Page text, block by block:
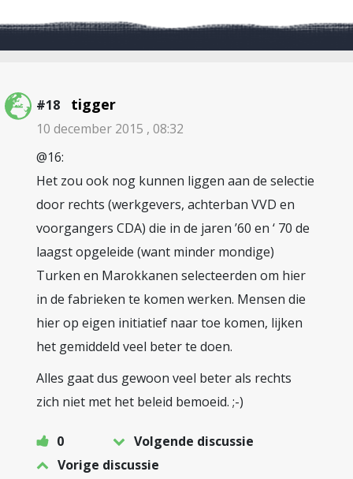
#18 tigger
10 december 2015 , 08:32
@16:
Het zou ook nog kunnen liggen aan de selectie
door rechts (werkgevers, achterban VVD en
voorgangers CDA) die in de jaren ’60 en ‘ 70 de
laagst opgeleide (want minder mondige)
Turken en Marokkanen selecteerden om hier
in de fabrieken te komen werken. Mensen die
hier op eigen initiatief naar toe komen, lijken
het gemiddeld veel beter te doen.
Alles gaat dus gewoon veel beter als rechts
zich niet met het beleid bemoeid. ;-)
0
Volgende discussie
Vorige discussie